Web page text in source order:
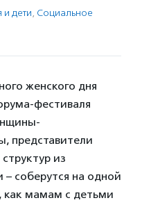
и дети, Социальное
женского дня
фестиваля
представители
из
– соберутся на одной
как мамам с детьми